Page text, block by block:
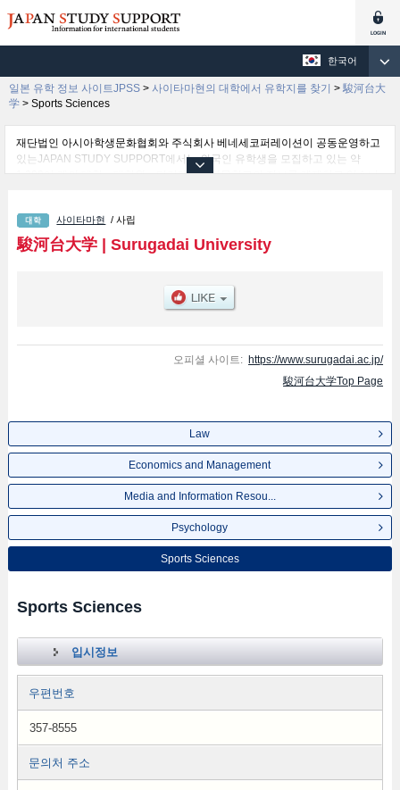
한국어
일본 유학 정보 사이트JPSS > 사이타마현의 대학에서 유학지를 찾기 > 駿河台大
学 > Sports Sciences
재단법인 아시아학생문화협회와 주식회사 베네세코퍼레이션이 공동운영하고
있는JAPAN STUDY SUPPORT에서는 외국인 유학생을 모집하고 있는 약
1,300여 개의 대학・대학원・단기대학・전문학교의 정보를 게재하고 있습니
Economics and Management 학부및Media and Information Resources 학부
및Psychology 학부및Sports Sciences 학부 등의 학부별 정보, 모집정원과 합
격자수 등의 입시정보, 시설안내, 교통정보 등 외국인 유학생에게 유익하고 필
사이타마현 / 사립
駿河台大学| Surugadai University
오피셜 사이트: https://www.surugadai.ac.jp/
駿河台大学Top Page
Law
Economics and Management
Media and Information Resou...
Psychology
Sports Sciences
Sports Sciences
입시정보
우편번호
357-8555
문의처 주소